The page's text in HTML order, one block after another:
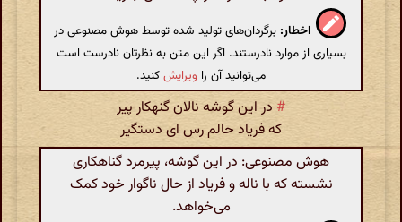
اخطار: برگردان‌های تولید شده توسط هوش مصنوعی در
بسیاری از موارد نادرستند. اگر این متن به نظرتان نادرست است
می‌توانید آن را ویرایشکنید.
# در این گوشه نالان گنهکار پیر
که فریاد حالم رس ای دستگیر
هوش مصنوعی: در این گوشه، پیرمرد گناهکاری
نشسته که با ناله و فریاد از حال ناگوار خود کمک
می‌خواهد.